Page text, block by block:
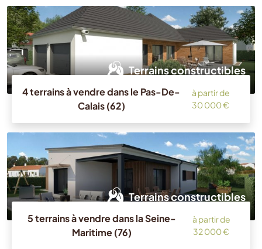
Terrains constructibles
4 terrains à vendre dans le Pas-De-
Calais (62)
à partir de
30 000 €
Terrains constructibles
5 terrains à vendre dans la Seine-
Maritime (76)
à partir de
32 000 €